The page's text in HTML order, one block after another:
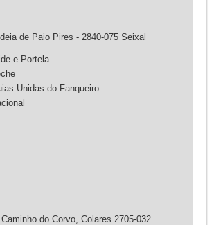
de Paio Pires - 2840-075 Seixal
e Portela
Unidas do Fanqueiro
do Corvo, Colares 2705-032